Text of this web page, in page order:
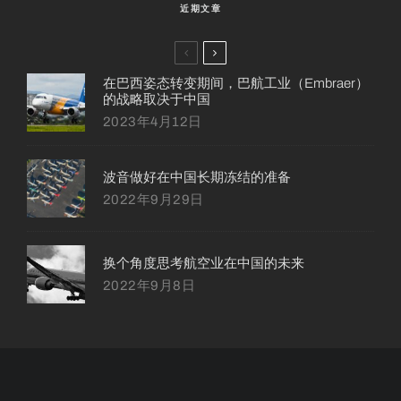
近期文章
在巴西姿态转变期间，巴航工业（Embraer）
的战略取决于中国
2023年4月12日
波音做好在中国长期冻结的准备
2022年9月29日
换个角度思考航空业在中国的未来
2022年9月8日